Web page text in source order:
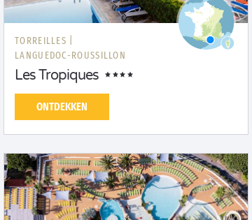
TORREILLES |
LANGUEDOC-ROUSSILLON
Les Tropiques
ONTDEKKEN